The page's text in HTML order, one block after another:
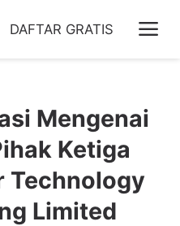
DAFTAR GRATIS
Mengenai
Ketiga
Technology
Limited